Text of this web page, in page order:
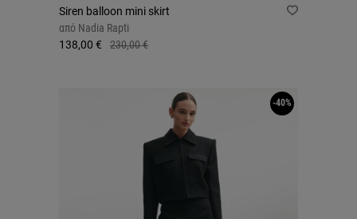
Siren balloon mini skirt
από Nadia Rapti
138,00 €
230,00 €
-40%